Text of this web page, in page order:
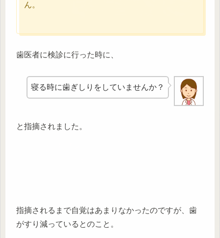
ん。
歯医者に検診に行った時に、
寝る時に歯ぎしりをしていませんか？
と指摘されました。
指摘されるまで自覚はあまりなかったのですが、歯
がすり減っているとのこと。